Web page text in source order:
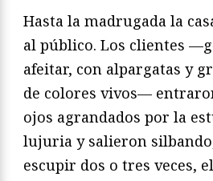
Hasta la madrugada la
al público. Los clientes
afeitar, con alpargatas y
de colores vivos—
ojos agrandados por la
lujuria y salieron
escupir dos o tres veces,